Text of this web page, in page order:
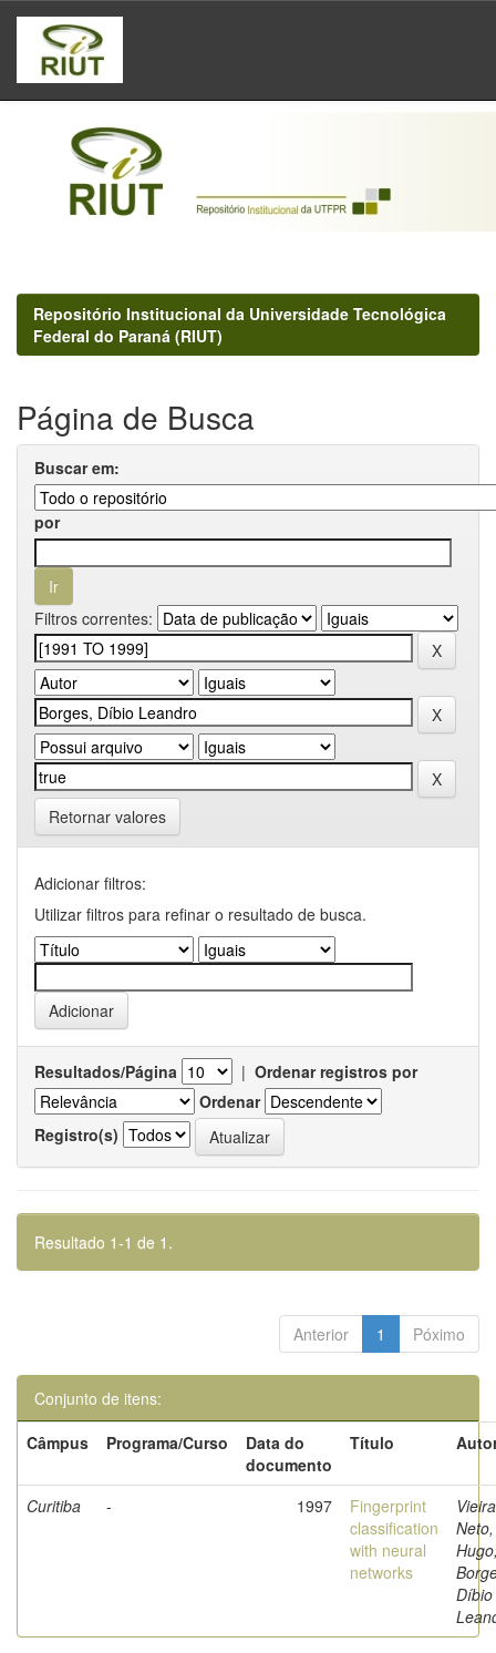
Skip
navigation
Repositório Institucional da Universidade Tecnológica
Federal do Paraná (RIUT)
Página de Busca
Buscar em:
por
Filtros correntes:
Retornar valores
Adicionar filtros:
Utilizar filtros para refinar o resultado de busca.
Resultados/Página | Ordenar registros por
Ordenar
Registro(s)
Resultado 1-1 de 1.
Anterior 1 Póximo
Conjunto de itens:
Câmpus
Programa/Curso
Data do
documento
Título
Curitiba - 1997
Fingerprint
classification
with neural
networks
Vieira
Neto,
Díbio